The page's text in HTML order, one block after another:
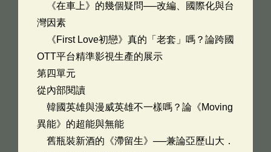
《在車上》的幾個疑問──改編、國際化與台
灣因素
《First Love初戀》真的「老套」嗎？論跨國
OTT平台精準影視生產的展示
第四單元
從內部閱讀
韓國英雄與漫威英雄不一樣嗎？論《Moving
異能》的超能與無能
舊瓶裝新酒的《滯留生》──兼論亞歷山大．